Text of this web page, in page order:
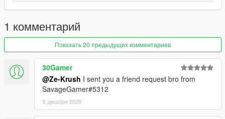
1 комментарий
Показать 20 предыдущих комментариев
30Gamer
@Ze-Krush I sent you a friend request bro from
SavageGamer#5312
5 декабря 2020